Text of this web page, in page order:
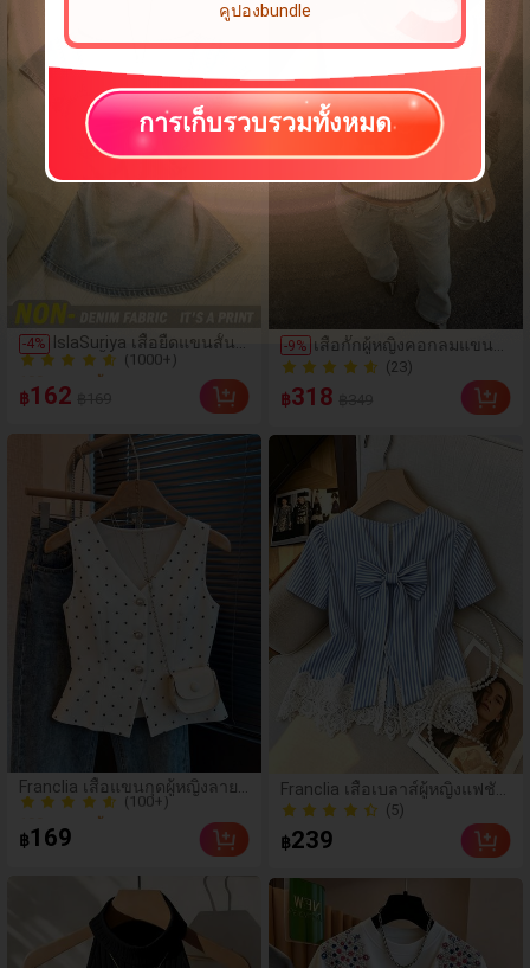
คูปองbundle
การเก็บรวบรวมทั้งหมด
-4%
IslaSuriya เสื้อยืดแขนสั้นผู้
หญิงสีพื้นจีบแบบสบายๆ
อเนกประสงค์สำหรับใส่
ประจำวัน
(1000+)
100+ ขายแล้ว
100+ ขายแล้ว
฿162
Franclia เสื้อแขนกุดผู้หญิงลาย
จุดสไตล์ลำลอง สำหรับฤดูร้อน
วันหยุด และใส่ไปทำงาน
(100+)
100+ ขายแล้ว
100+ ขายแล้ว
฿169
-9% เสื้อกั๊กผู้หญิงคอกลมแขน
กุดใหม่ฤดูใบไม้ร่วง/ฤดู
หนาว ลายพิมพ์แว่นตาและ
สุนัขดัชชุนน่ารักและสร้อย
คอไข่มุก ขอบตัดสี เสื้อกั๊ก
ถัก เหมาะสำหรับฤดูร้อน
(23)
฿318
Franclia เสื้อเบลาส์ผู้หญิงแฟชั่น
คอกลม ลายทาง แต่งลูกไม้ต่อ
ผ้า แขนสั้น
(5)
฿239